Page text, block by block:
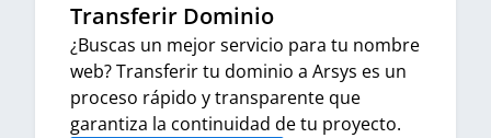
Transferir Dominio
¿Buscas un mejor servicio para tu nombre
web? Transferir tu dominio a Arsys es un
proceso rápido y transparente que
garantiza la continuidad de tu proyecto.